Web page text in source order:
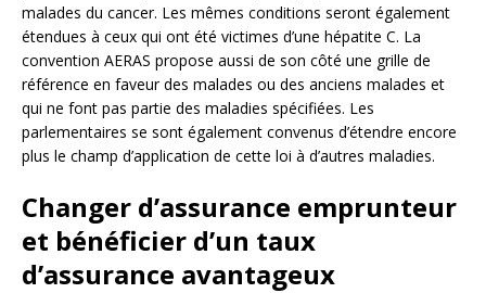
malades du cancer. Les mêmes conditions seront également
étendues à ceux qui ont été victimes d’une hépatite C. La
convention AERAS propose aussi de son côté une grille de
référence en faveur des malades ou des anciens malades et
qui ne font pas partie des maladies spécifiées. Les
parlementaires se sont également convenus d’étendre encore
plus le champ d’application de cette loi à d’autres maladies.
Changer d’assurance emprunteur
et bénéficier d’un taux
d’assurance avantageux